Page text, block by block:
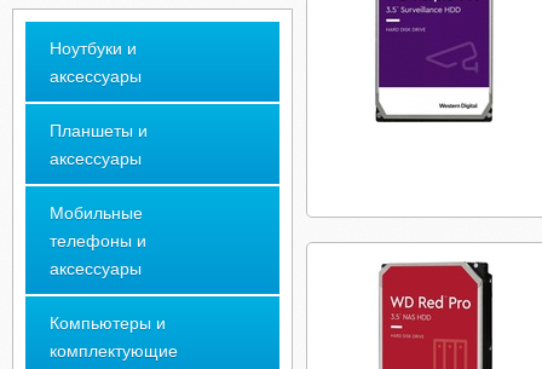
Ноутбуки и
аксессуары
Планшеты и
аксессуары
Мобильные
телефоны и
аксессуары
Компьютеры и
комплектующие